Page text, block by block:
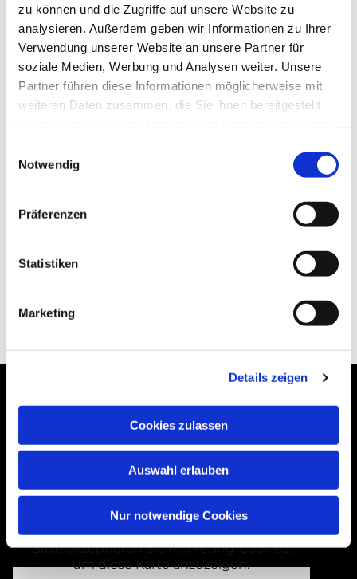
zu können und die Zugriffe auf unsere Website zu
analysieren. Außerdem geben wir Informationen zu Ihrer
Verwendung unserer Website an unsere Partner für
soziale Medien, Werbung und Analysen weiter. Unsere
Partner führen diese Informationen möglicherweise mit
weiteren Daten zusammen, die Sie ihnen bereitgestellt
Notwendig
Präferenzen
Statistiken
Marketing
Details zeigen
Cookies zulassen
Auswahl erlauben
Nur notwendige Cookies
Bogenstraße 4A
99089 Erfurt, Thüringen
Bitte akzeptieren Sie Marketing-Cookies,
um diese Karte anzuzeigen.